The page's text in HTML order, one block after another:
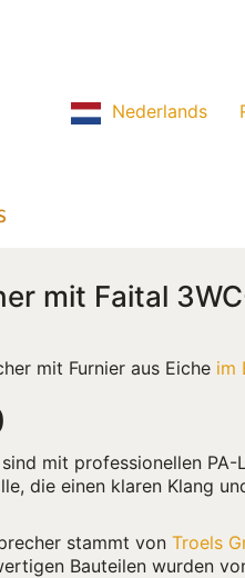
Nederlands
mit Faital
mit Furnier aus Eiche im
sind mit professionellen
die einen klaren Klang
stammt von Troels
Bauteilen wurden